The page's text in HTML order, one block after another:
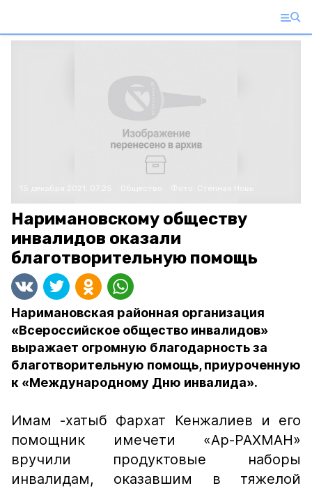
Наримановскому обществу
инвалидов оказали
благотворительную помощь
Наримановская районная организация
«Всероссийское общество инвалидов»
выражает огромную благодарность за
благотворительную помощь, приуроченную
к «Международному Дню инвалида».
Имам -хатыб Фархат Кенжалиев и его
помощник имечети «Ар-РАХМАН»
вручили продуктовые наборы
инвалидам, оказавшим в тяжелой